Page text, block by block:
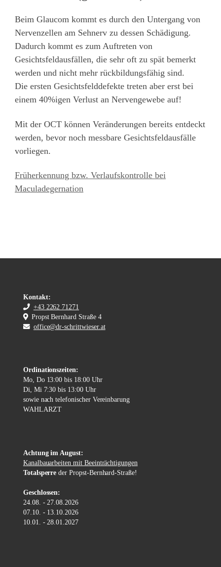
Beim Glaucom kommt es durch den Untergang von
Nervenzellen am Sehnerv zu dessen Schädigung.
Dadurch kommt es zum Auftreten von
Gesichtsfeldausfällen, die sehr oft zu spät bemerkt
werden und nicht mehr rückbildungsfähig sind.
Die ersten Gesichtsfelddefekte treten aber erst bei
einem 40%igen Verlust an Nervengewebe auf!
Mit der OCT können Veränderungen bereits entdeckt
werden, bevor noch messbare Gesichtsfeldausfälle
vorliegen.
Früherkennung bzw. Verlaufskontrolle bei
Maculadegernation
Kontakt:
+43 2262 71271
Propst Bernhard Straße 4
office@dr-schrittwieser.at
Ordinationszeiten:
Mo, Do 13:00 bis 18:00 Uhr
Di, Mi 7:30 bis 13:00 Uhr
sowie nach telefonischer Vereinbarung
WAHLARZT
Achtung im August:
Kanalbauarbeiten mit Beeinträchtigungen
Totalsperre der Propst-Bernhard-Straße!
Geschlossen:
24.08. - 27.08.2026
07.10. - 13.10.2026
10.01. - 28.01.2027